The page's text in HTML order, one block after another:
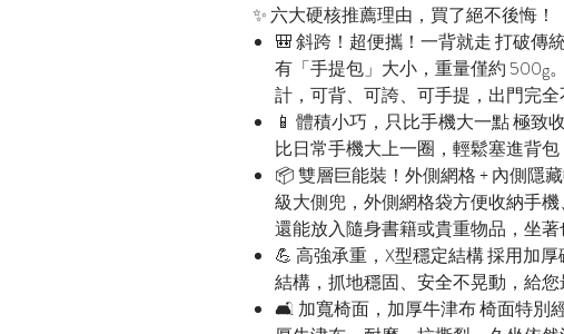
✨ 六大硬核推薦理由，買了絕不後悔！
🎒 斜跨！超便攜！一背就走 打破傳
有「手提包」大小，重量僅約 500g
計，可背、可誇、可手提，出門完全
📱 體積小巧，只比手機大一點 極致
比日常手機大上一圈，輕鬆塞進背包
📦 雙層巨能裝！外側網格 + 內側隱
級大側兜，外側網格袋方便收納手
還能放入隨身書籍或貴重物品，坐著
💪 高強承重，X型穩定結構 採用加
結構，抓地穩固、安全不晃動，給您
🛋️ 加寬椅面，加厚牛津布 椅面特別